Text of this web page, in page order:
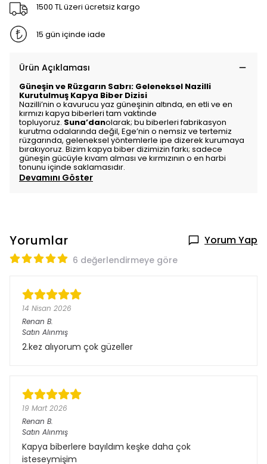
1500 TL üzeri ücretsiz kargo
15 gün içinde iade
Ürün Açıklaması
Güneşin ve Rüzgarın Sabrı: Geleneksel Nazilli
Kurutulmuş Kapya Biber Dizisi
Nazilli’nin o kavurucu yaz güneşinin altında, en etli ve en
kırmızı kapya biberleri tam vaktinde
topluyoruz. Suna’danolarak; bu biberleri fabrikasyon
kurutma odalarında değil, Ege’nin o nemsiz ve tertemiz
rüzgarında, geleneksel yöntemlerle ipe dizerek kurumaya
bırakıyoruz. Bizim kapya biber dizimizin farkı; sadece
güneşin gücüyle kıvam alması ve kırmızının o en harbi
tonunu içinde saklamasıdır.
Devamını Göster
Yorumlar Yorum Yap
6 değerlendirmeye göre
14 Nisan 2026
Renan B.
Satın Alınmış
2.kez alıyorum çok güzeller
19 Mart 2026
Renan B.
Satın Alınmış
Kapya biberlere bayıldım keşke daha çok
isteseymişim